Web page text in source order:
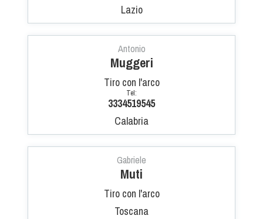
Lazio
Antonio
Muggeri
Tiro con l'arco
Tel:
3334519545
Calabria
Gabriele
Muti
Tiro con l'arco
Toscana